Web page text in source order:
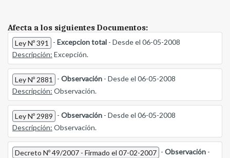
Afecta a los siguientes Documentos:
Ley Nº 391 - Excepcion total - Desde el 06-05-2008
Descripción: Excepción.
Ley Nº 2881 - Observación - Desde el 06-05-2008
Descripción: Observación.
Ley Nº 2989 - Observación - Desde el 06-05-2008
Descripción: Observación.
Decreto Nº 49/2007 - Firmado el 07-02-2007 - Observación -